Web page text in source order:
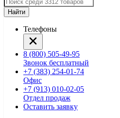
Найти
Телефоны
8 (800) 505-49-95
Звонок бесплатный
+7 (383) 254-01-74
Офис
+7 (913) 010-02-05
Отдел продаж
Оставить заявку